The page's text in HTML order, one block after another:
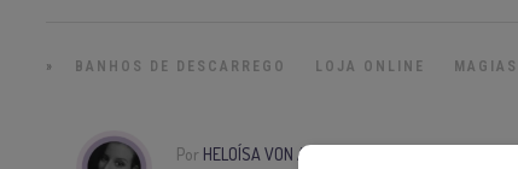
» BANHOS DE DESCARREGO LOJA ONLINE
Por HELOÍSA VON AH